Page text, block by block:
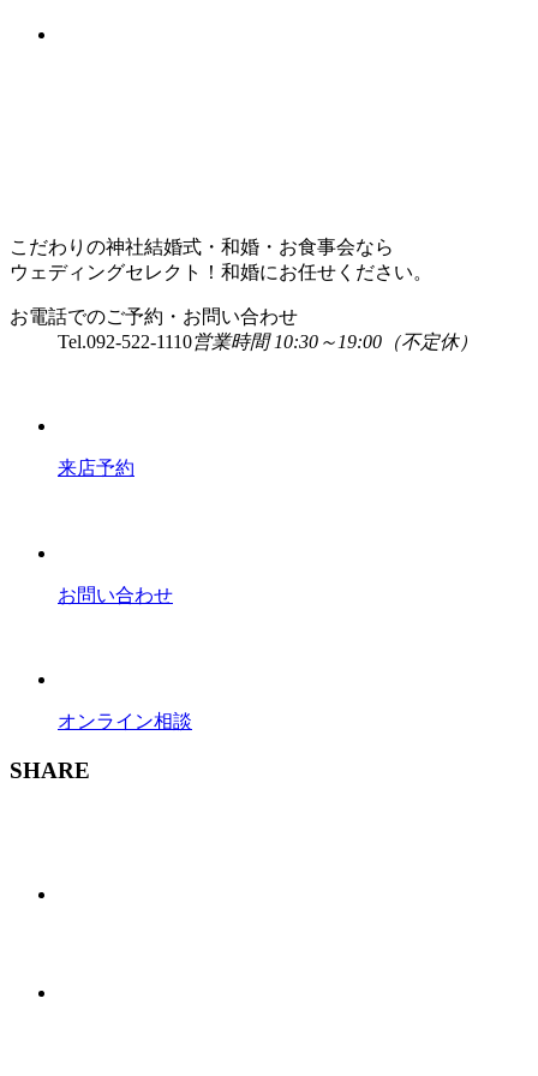
こだわりの神社結婚式・和婚・お食事会なら
ウェディングセレクト！和婚にお任せください。
お電話でのご予約・お問い合わせ
Tel.092-522-1110営業時間 10:30～19:00（不定休）
来店予約
お問い合わせ
オンライン相談
SHARE